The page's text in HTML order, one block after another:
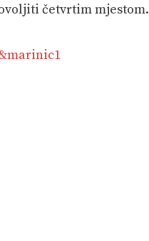
četvrtim mjestom.